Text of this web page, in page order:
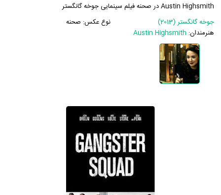
Austin Highsmith در صحنه فیلم سینمایی جوخه گانگستر
جوخه گانگستر (2013)
نوع عکس: صحنه
هنرمندان: Austin Highsmith